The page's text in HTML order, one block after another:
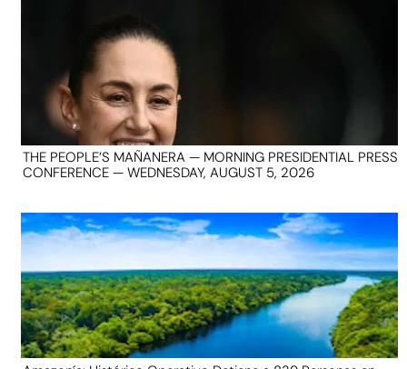
THE PEOPLE’S MAÑANERA — MORNING PRESIDENTIAL PRESS
CONFERENCE — WEDNESDAY, AUGUST 5, 2026